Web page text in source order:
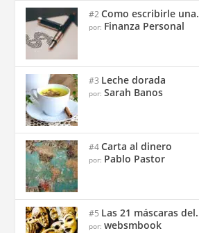
#2Como escribirle
por: Finanza Personal
#3 Leche dorada
por:Sarah Banos
#4Carta al dinero
por: Pablo Pastor
#5 Las 21 máscaras
por:websmbook